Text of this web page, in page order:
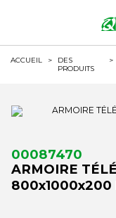
ACCUEIL >
DES
PRODUITS
>
00087470
ARMOIRE
800x1000x200